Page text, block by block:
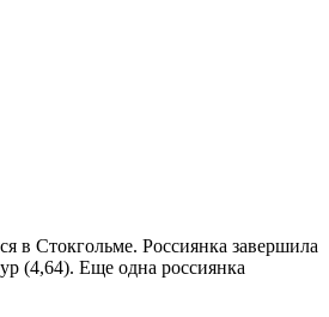
в Стокгольме. Россиянка завершила
(4,64). Еще одна россиянка